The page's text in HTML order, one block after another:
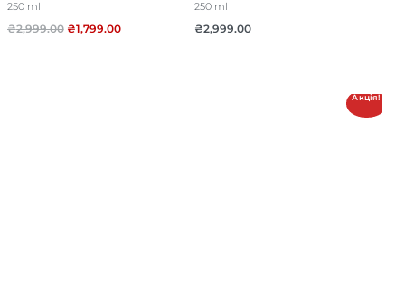
250 ml
₴2,999.00 ₴1,799.00
250 ml
₴2,999.00
Акція!